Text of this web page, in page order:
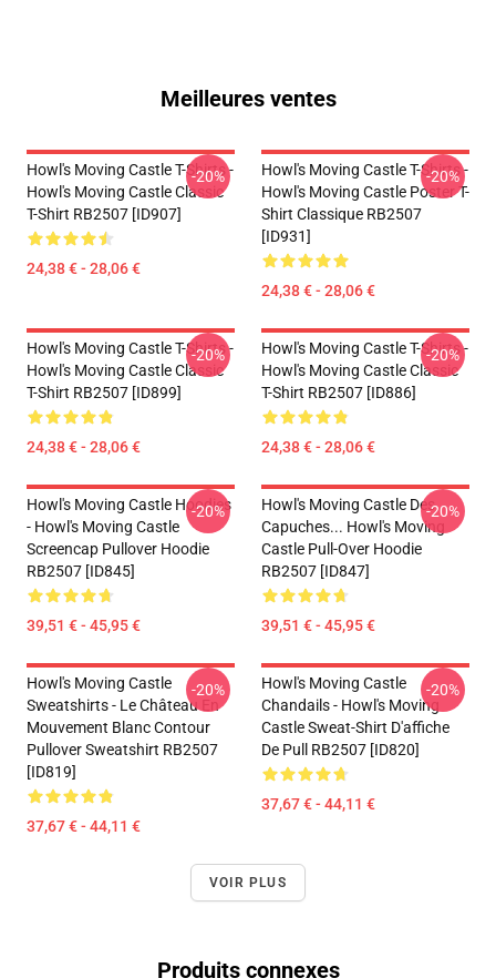
Meilleures ventes
Howl's Moving Castle T-Shirts -
Howl's Moving Castle Classic
T-Shirt RB2507 [ID907]
24,38 € - 28,06 €
-20%
Howl's Moving Castle T-Shirts -
Howl's Moving Castle Poster T-
Shirt Classique RB2507
[ID931]
24,38 € - 28,06 €
-20%
Howl's Moving Castle T-Shirts -
Howl's Moving Castle Classic
T-Shirt RB2507 [ID899]
24,38 € - 28,06 €
-20%
Howl's Moving Castle T-Shirts -
Howl's Moving Castle Classic
T-Shirt RB2507 [ID886]
24,38 € - 28,06 €
-20%
Howl's Moving Castle Hoodies
- Howl's Moving Castle
Screencap Pullover Hoodie
RB2507 [ID845]
39,51 € - 45,95 €
-20%
Howl's Moving Castle Des
Capuches... Howl's Moving
Castle Pull-Over Hoodie
RB2507 [ID847]
39,51 € - 45,95 €
-20%
Howl's Moving Castle
Sweatshirts - Le Château En
Mouvement Blanc Contour
Pullover Sweatshirt RB2507
[ID819]
37,67 € - 44,11 €
-20%
Howl's Moving Castle
Chandails - Howl's Moving
Castle Sweat-Shirt D'affiche
De Pull RB2507 [ID820]
37,67 € - 44,11 €
-20%
VOIR PLUS
Produits connexes